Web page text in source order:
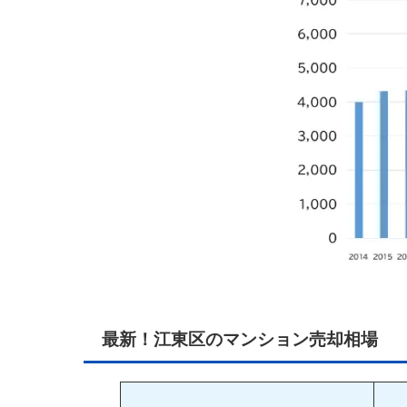
最新！江東区のマンション売却相場